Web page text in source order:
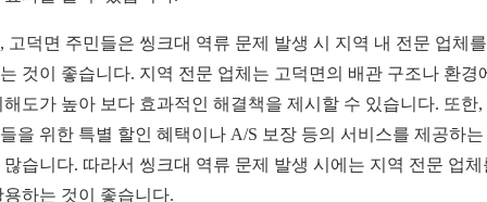
고덕면 주민들은 씽크대 역류 문제 발생 시 지역 내 전문 업체
것이 좋습니다. 지역 전문 업체는 고덕면의 배관 구조나 환경
해도가 높아 보다 효과적인 해결책을 제시할 수 있습니다. 또한,
을 위한 특별 할인 혜택이나 A/S 보장 등의 서비스를 제공하는
많습니다. 따라서 씽크대 역류 문제 발생 시에는 지역 전문 업체
용하는 것이 좋습니다.